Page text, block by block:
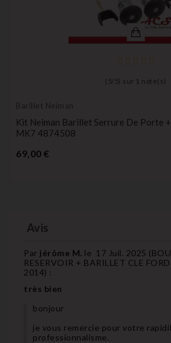
( 5/ 5) sur 1 note(s)
Barillet Neiman
Kit Neiman Barillet Serrure De Porte
MK7 4874508
69,00 €
Avis
Par jérôme M. le 17 Juil. 2025 (
RESERVOIR + BARILLET CLE
2014) :
très bien
bonjour
je vous remercie pour votre
professionnalisme.